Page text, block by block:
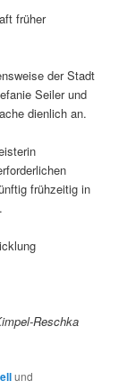
früher
der Stadt
Seiler und
dienlich an.
frühzeitig in
Reschka
und